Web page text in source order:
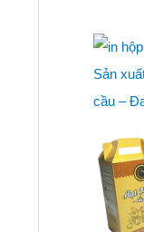
Sản
cầu –